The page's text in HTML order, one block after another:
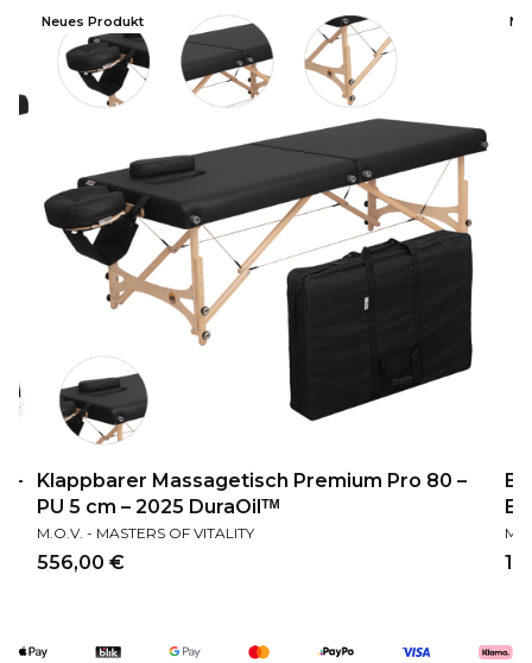
-
Neues Produkt
Klappbarer Massagetisch Premium Pro 80 –
PU 5 cm – 2025 DuraOilᵀᴹ
HERSTELLER
M.O.V. - MASTERS OF VITALITY
Preis
556,00 €